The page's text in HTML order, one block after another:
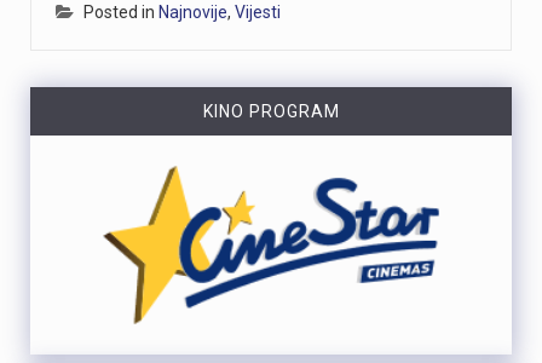
Posted in Najnovije, Vijesti
KINO PROGRAM